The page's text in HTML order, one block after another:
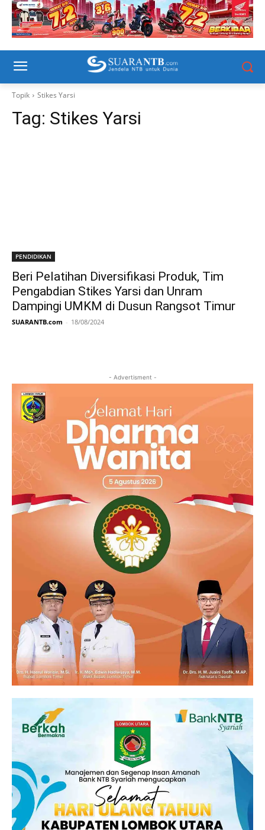
Topik Stikes Yarsi
Tag: Stikes Yarsi
PENDIDIKAN
Beri Pelatihan Diversifikasi Produk, Tim
Pengabdian Stikes Yarsi dan Unram
Dampingi UMKM di Dusun Rangsot Timur
SUARANTB.com - 18/08/2024
- Advertisment -